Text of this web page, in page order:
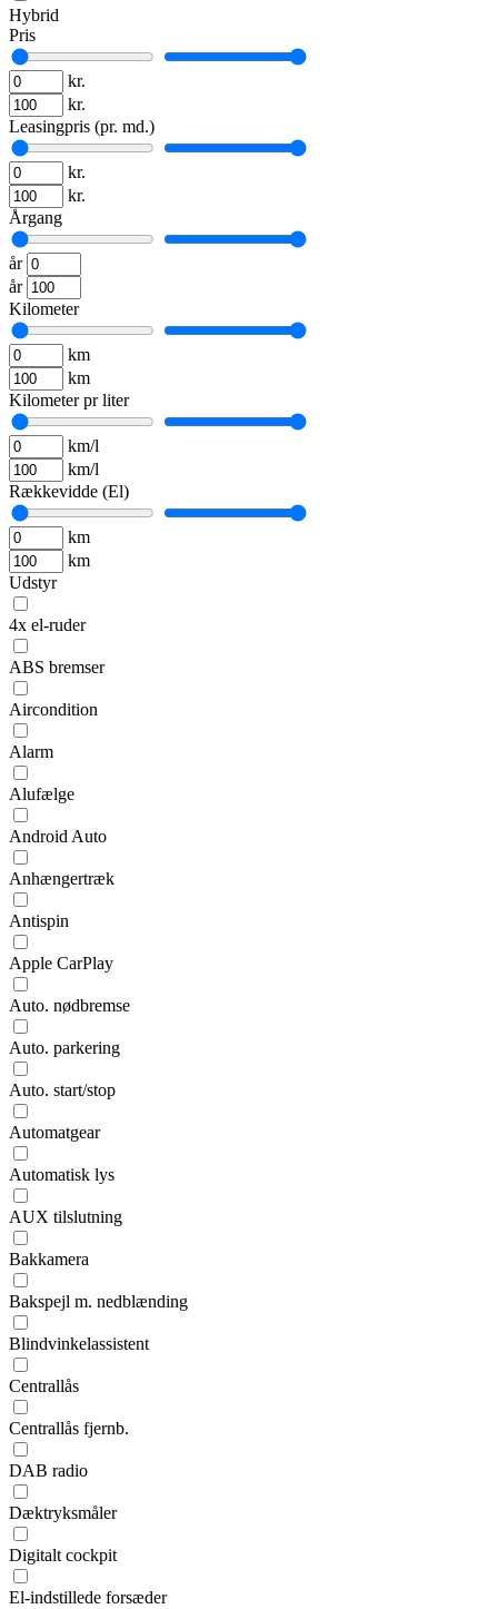
Hybrid
Pris
kr.
kr.
Leasingpris (pr. md.)
kr.
kr.
Årgang
år
år
Kilometer
km
km
Kilometer pr liter
km/l
km/l
Rækkevidde (El)
km
km
Udstyr
4x el-ruder
ABS bremser
Aircondition
Alarm
Alufælge
Android Auto
Anhængertræk
Antispin
Apple CarPlay
Auto. nødbremse
Auto. parkering
Auto. start/stop
Automatgear
Automatisk lys
AUX tilslutning
Bakkamera
Bakspejl m. nedblænding
Blindvinkelassistent
Centrallås
Centrallås fjernb.
DAB radio
Dæktryksmåler
Digitalt cockpit
El-indstillede forsæder